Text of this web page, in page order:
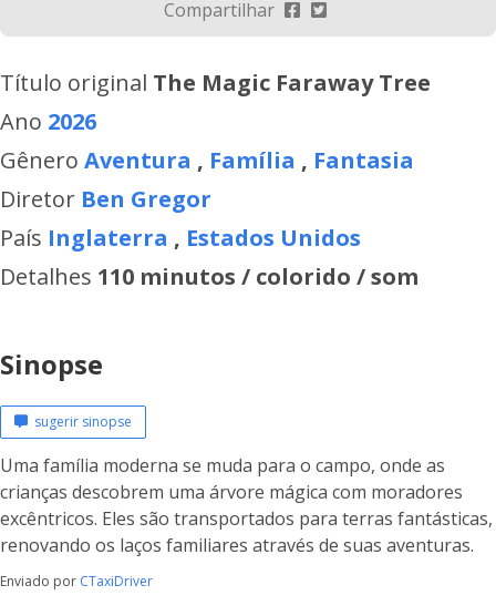
Compartilhar
Título original The Magic Faraway Tree
Ano 2026
Gênero Aventura , Família , Fantasia
Diretor Ben Gregor
País Inglaterra , Estados Unidos
Detalhes 110 minutos / colorido / som
Sinopse
sugerir sinopse
Uma família moderna se muda para o campo, onde as
crianças descobrem uma árvore mágica com moradores
excêntricos. Eles são transportados para terras fantásticas,
renovando os laços familiares através de suas aventuras.
Enviado por CTaxiDriver